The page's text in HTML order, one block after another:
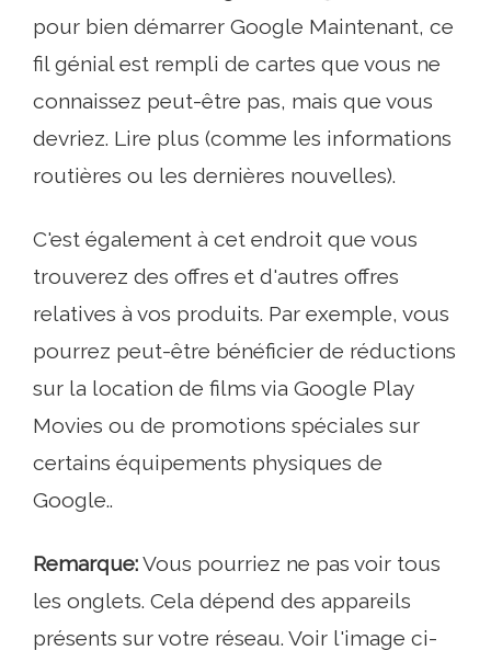
pour bien démarrer Google Maintenant, ce
fil génial est rempli de cartes que vous ne
connaissez peut-être pas, mais que vous
devriez. Lire plus (comme les informations
routières ou les dernières nouvelles).
C'est également à cet endroit que vous
trouverez des offres et d'autres offres
relatives à vos produits. Par exemple, vous
pourrez peut-être bénéficier de réductions
sur la location de films via Google Play
Movies ou de promotions spéciales sur
certains équipements physiques de
Google..
Remarque:Vous pourriez ne pas voir tous
les onglets. Cela dépend des appareils
présents sur votre réseau. Voir l'image ci-